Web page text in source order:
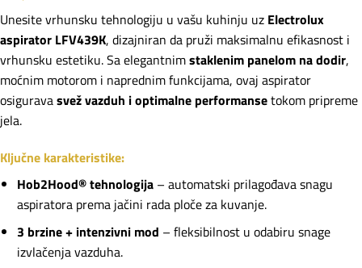
Unesite vrhunsku tehnologiju u vašu kuhinju uz Electrolux
aspirator LFV439K, dizajniran da pruži maksimalnu efikasnost i
vrhunsku estetiku. Sa elegantnimstaklenim panelom na dodir,
moćnim motorom i naprednim funkcijama, ovaj aspirator
osiguravasvež vazduh i optimalne performansetokom pripreme
jela.
Ključne karakteristike:
Hob2Hood® tehnologija– automatski prilagođava snagu
aspiratora prema jačini rada ploče za kuvanje.
3 brzine + intenzivni mod – fleksibilnost u odabiru snage
izvlačenja vazduha.